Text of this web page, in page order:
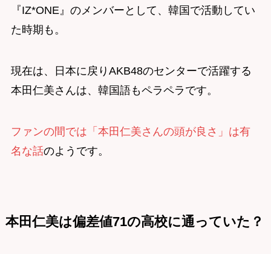
『IZ*ONE』のメンバーとして、韓国で活動してい
た時期も。
現在は、日本に戻りAKB48のセンターで活躍する
本田仁美さんは、韓国語もペラペラです。
ファンの間では「本田仁美さんの頭が良さ」は有
名な話のようです。
本田仁美は偏差値71の高校に通っていた？